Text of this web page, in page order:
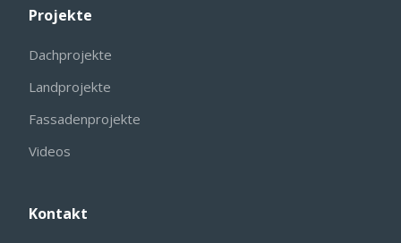
Projekte
Dachprojekte
Landprojekte
Fassadenprojekte
Videos
Kontakt